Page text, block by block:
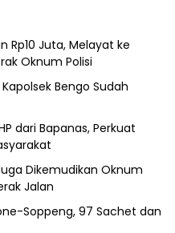
Rp10 Juta, Melayat ke
Oknum Polisi
Bengo Sudah
dari Bapanas, Perkuat
Dikemudikan Oknum
Jalan
Soppeng, 97 Sachet dan